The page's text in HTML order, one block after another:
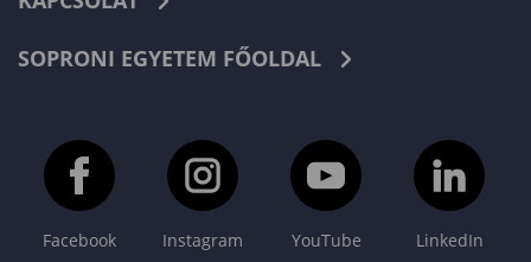
SOPRONI EGYETEM FŐOLDAL
Facebook Instagram YouTube LinkedIn